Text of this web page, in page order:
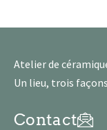
Atelier de
Un lieu, trois
Contact